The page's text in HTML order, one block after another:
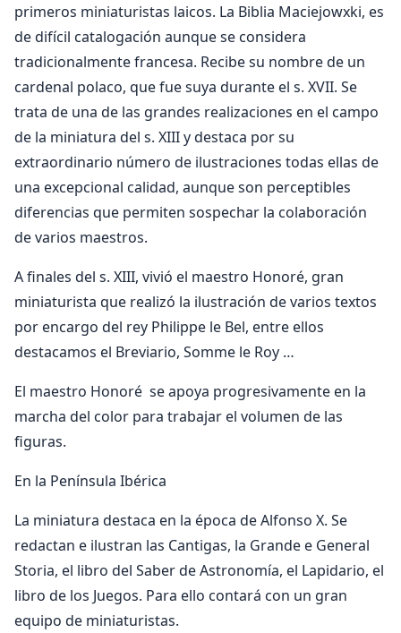
primeros miniaturistas laicos. La Biblia Maciejowxki, es
de difícil catalogación aunque se considera
tradicionalmente francesa. Recibe su nombre de un
cardenal polaco, que fue suya durante el s. XVII. Se
trata de una de las grandes realizaciones en el campo
de la miniatura del s. XIII y destaca por su
extraordinario número de ilustraciones todas ellas de
una excepcional calidad, aunque son perceptibles
diferencias que permiten sospechar la colaboración
de varios maestros.
A finales del s. XIII, vivió el maestro Honoré, gran
miniaturista que realizó la ilustración de varios textos
por encargo del rey Philippe le Bel, entre ellos
destacamos el Breviario, Somme le Roy …
El maestro Honoré se apoya progresivamente en la
marcha del color para trabajar el volumen de las
figuras.
En la Península Ibérica
La miniatura destaca en la época de Alfonso X. Se
redactan e ilustran las Cantigas, la Grande e General
Storia, el libro del Saber de Astronomía, el Lapidario, el
libro de los Juegos. Para ello contará con un gran
equipo de miniaturistas.